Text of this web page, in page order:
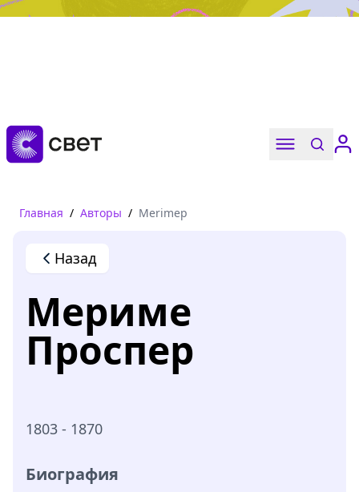
Дружба, любовь, взросление
Читать
Главная / Авторы / Merimep
Назад
Мериме
Проспер
1803 - 1870
Биография